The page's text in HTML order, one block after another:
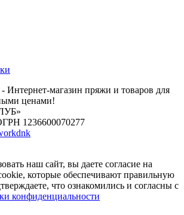
Интернет-магазин пряжи и товаров для
ценами!
1236600070277
наш сайт, вы даете согласие на
которые обеспечивают правильную
что ознакомились и согласны с
конфиденциальности